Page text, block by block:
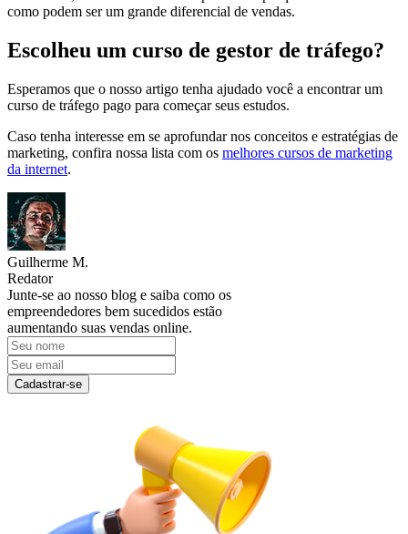
como podem ser um grande diferencial de vendas.
Escolheu um curso de gestor de tráfego?
Esperamos que o nosso artigo tenha ajudado você a encontrar um
curso de tráfego pago para começar seus estudos.
Caso tenha interesse em se aprofundar nos conceitos e estratégias de
marketing, confira nossa lista com os melhores cursos de marketing
da internet.
Guilherme M.
Redator
Junte-se ao nosso blog e saiba como os
empreendedores bem sucedidos estão
aumentando suas vendas online.
Cadastrar-se